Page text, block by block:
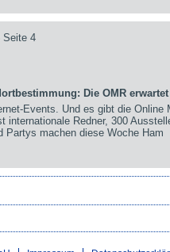
Seite 4
Die OMR
Events. Und es gibt die Online
internationale Redner, 300
Partys machen diese Woche Ham